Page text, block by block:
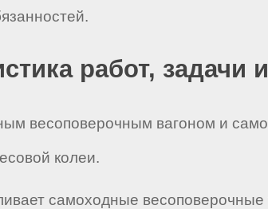
работ,
весоповерочным вагоном и
колеи.
самоходные